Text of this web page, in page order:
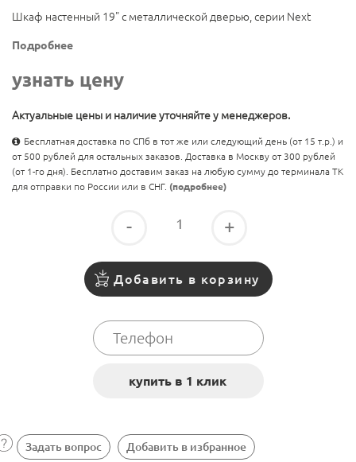
Шкаф настенный 19" с металлической дверью, серии Next
Подробнее
узнать цену
Актуальные цены и наличие уточняйте у менеджеров.
Бесплатная доставка по СПб в тот же или следующий день (от 15 т.р.) и
от 500 рублей для остальных заказов. Доставка в Москву от 300 рублей
(от 1-го дня). Бесплатно доставим заказ на любую сумму до терминала ТК
для отправки по России или в СНГ. (подробнее)
- +
Добавить в корзину
Задать вопрос Добавить в избранное